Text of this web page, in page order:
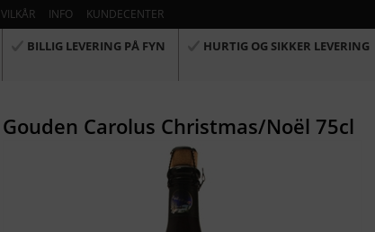
VILKÅR INFO KUNDECENTER
BILLIG LEVERING PÅ FYN HURTIG OG SIKKER LEVERING
Gouden Carolus Christmas/Noël 75cl